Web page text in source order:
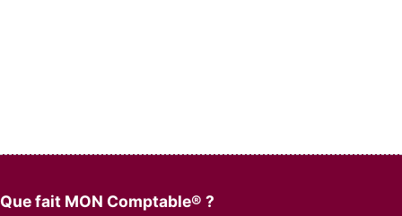
Que fait MON Comptable® ?